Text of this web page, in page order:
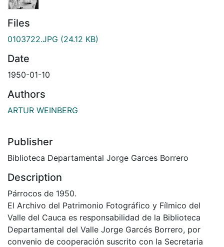
Files
0103722.JPG (24.12 KB)
Date
1950-01-10
Authors
ARTUR WEINBERG
Publisher
Biblioteca Departamental Jorge Garces Borrero
Description
Párrocos de 1950.
El Archivo del Patrimonio Fotográfico y Fílmico del
Valle del Cauca es responsabilidad de la Biblioteca
Departamental del Valle Jorge Garcés Borrero, por
convenio de cooperación suscrito con la Secretaria